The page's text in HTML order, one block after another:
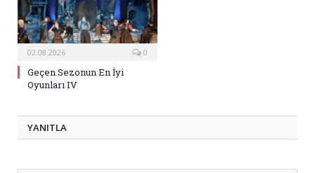
02.08.2026 0
Geçen Sezonun En İyi
Oyunları IV
YANITLA